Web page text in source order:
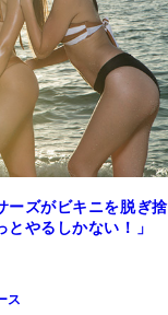
ーズがビキニを脱ぎ捨
やるしかない！」
ス